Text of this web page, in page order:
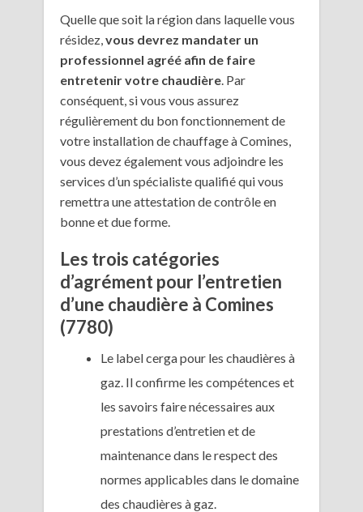
Quelle que soit la région dans laquelle vous
résidez,vous devrez mandater un
professionnel agréé afin de faire
entretenir votre chaudière. Par
conséquent, si vous vous assurez
régulièrement du bon fonctionnement de
votre installation de chauffage à Comines,
vous devez également vous adjoindre les
services d’un spécialiste qualifié qui vous
remettra une attestation de contrôle en
bonne et due forme.
Les trois catégories
d’agrément pour l’entretien
d’une chaudière à Comines
(7780)
Le label cerga pour les chaudières à
gaz. Il confirme les compétences et
les savoirs faire nécessaires aux
prestations d’entretien et de
maintenance dans le respect des
normes applicables dans le domaine
des chaudières à gaz.